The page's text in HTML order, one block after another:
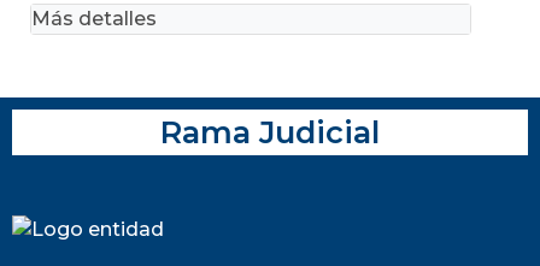
Más detalles
Rama Judicial